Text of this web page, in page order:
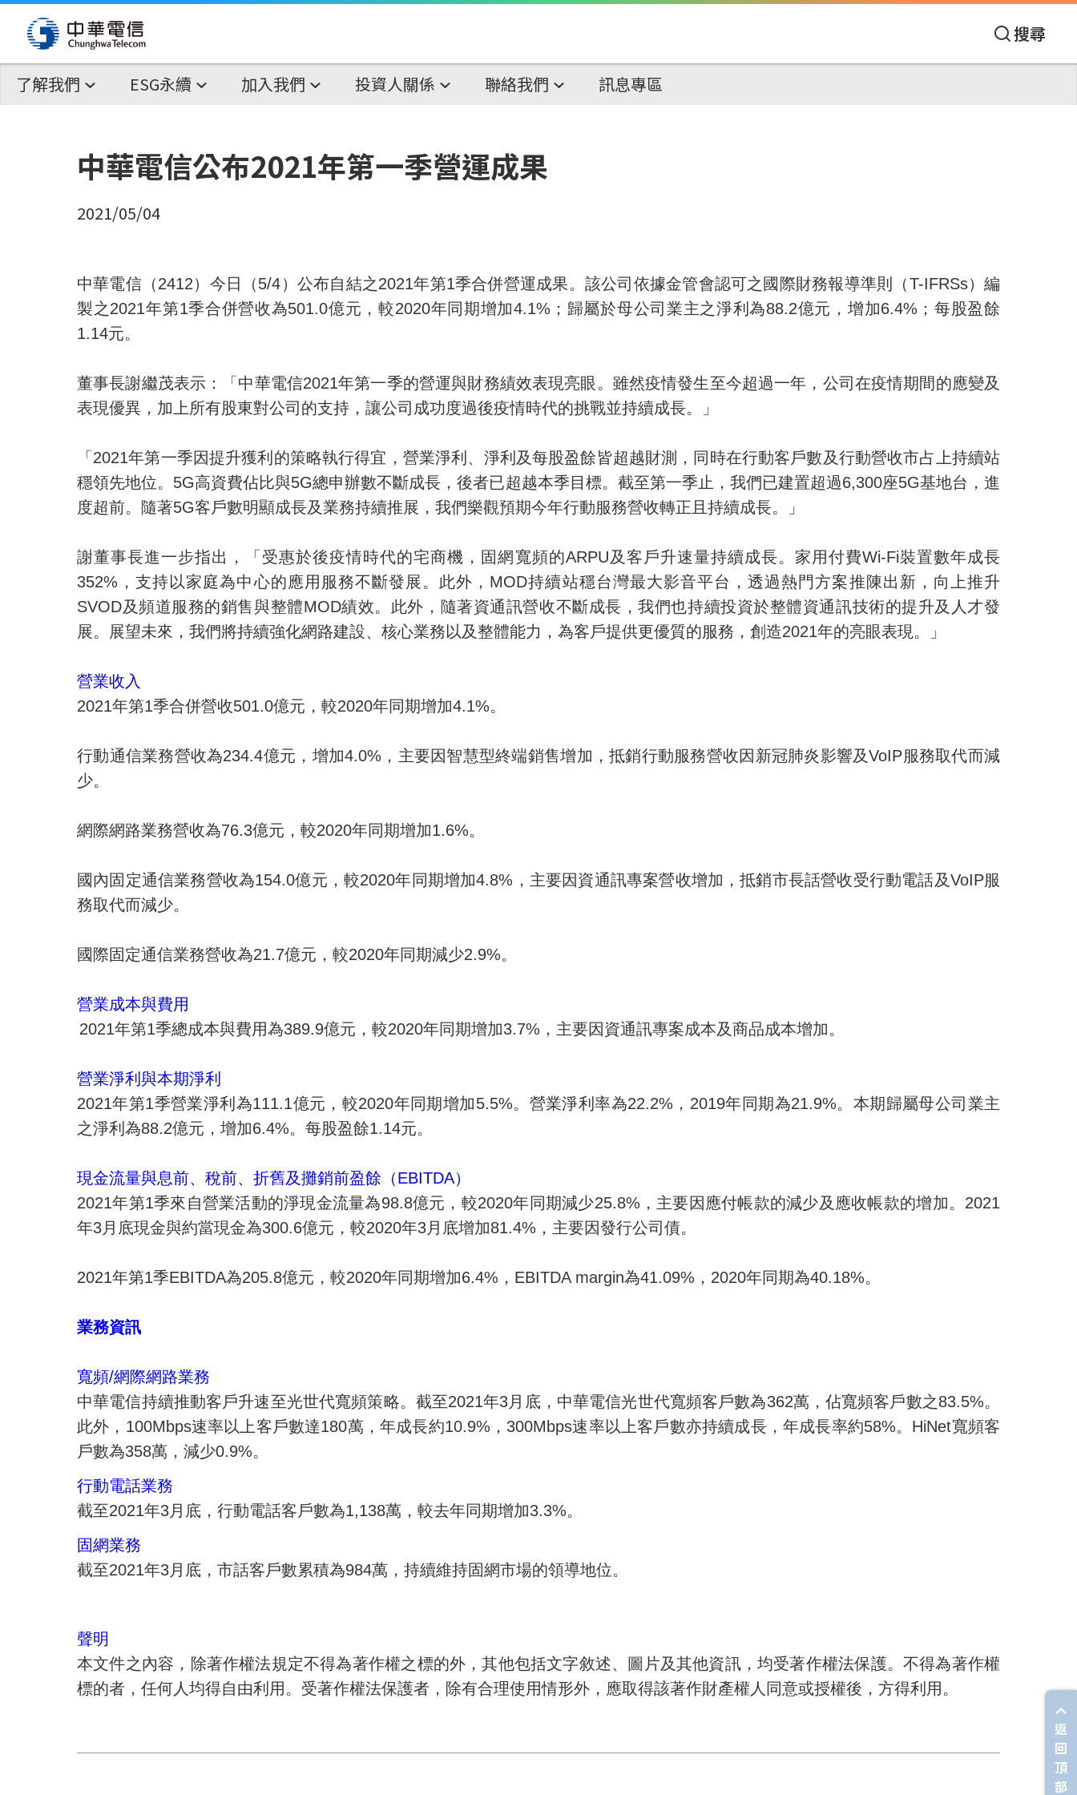
搜尋
了解我們 ESG永續 加入我們 投資人關係 聯絡我們 訊息專區
中華電信公布2021年第一季營運成果
2021/05/04
中華電信（2412）今日（5/4）公布自結之2021年第1季合併營運成果。該公司 依據金管會認可之國際財務報導準則（T-IFRSs）編
製之2021年第1季合併營收為501.0億元，較2020年同期增加4.1% ；歸屬於母公司業主之淨利為88.2億元，增加6.4% ；每股盈餘
1.14元。
董事長謝繼茂表示：「中華電信2021年第一季的營運與財務績效表現亮眼。雖然疫情發生至今超過一年，公司在疫情期間的應變及
表現優異，加上所有股東對公司的支持，讓公司成功度過後疫情時代的挑戰並持續成長。」
「 2021年第一季因提升獲利的策略執行得宜，營業淨利、淨利及每股盈餘皆超越財測，同時在行動客戶數及行動營收市占上持續站
穩領先地位。 5G高資費佔比與5G總申辦數不斷成長，後者已超越本季目標。截至第一季止，我們已建置超過6,300座5G基地台，進
度超前。隨著5G客戶數明顯成長及業務持續推展，我們樂觀預期今年行動服務營收轉正且持續成長。」
謝董事長進一步指出，「受惠於後疫情時代的宅商機，固網寬頻的ARPU及客戶升速量持續成長。家用付費Wi-Fi裝置數年成長
352% ，支持以家庭為中心的應用服務不斷發展。此外， MOD持續站穩台灣最大影音平台，透過熱門方案推陳出新，向上推升
SVOD及頻道服務的銷售與整體MOD績效。此外，隨著資通訊營收不斷成長，我們也持續投資於整體資通訊技術的提升及人才發
展。展望未來，我們將持續強化網路建設、核心業務以及整體能力，為客戶提供更優質的服務，創造2021年的亮眼表現。」
營業收入
2021年第1季合併營收501.0億元，較2020年同期增加4.1%。
行動通信業務營收為234.4億元，增加4.0% ，主要因智慧型終端銷售增加，抵銷行動服務營收因新冠肺炎影響及VoIP服務取代而減
少。
網際網路業務營收為76.3億元，較2020年同期增加1.6%。
國內固定通信業務營收為154.0億元，較2020年同期增加4.8% ，主要因資通訊專案營收增加，抵銷市長話營收受行動電話及VoIP服
務取代而減少。
國際固定通信業務營收為21.7億元，較2020年同期減少2.9%。
營業成本與費用
2021年第1季總成本與費用為389.9億元，較2020年同期增加3.7% ，主要因資通訊專案成本及商品成本增加。
營業淨利與本期淨利
2021年第1季營業淨利為111.1億元，較2020年同期增加5.5%。營業淨利率為22.2% ， 2019年同期為21.9%。本期歸屬母公司業主
之淨利為88.2億元，增加6.4%。每股盈餘1.14元。
現金流量與息前、稅前、折舊及攤銷前盈餘（EBITDA）
2021年第1季來自營業活動的淨現金流量為98.8億元，較2020年同期減少25.8% ，主要因應付帳款的減少及應收帳款的增加。 2021
年3月底現金與約當現金為300.6億元，較2020年3月底增加81.4% ，主要因發行公司債。
2021年第1季EBITDA為205.8億元，較2020年同期增加6.4% ， EBITDA margin為41.09% ， 2020年同期為40.18%。
業務資訊
寬頻/網際網路業務
中華電信持續推動客戶升速至光世代寬頻策略。截至2021年3月底，中華電信光世代寬頻客戶數為362萬，佔寬頻客戶數之83.5%。
此外， 100Mbps速率以上客戶數達180萬，年成長約10.9% ， 300Mbps速率以上客戶數亦持續成長，年成長率約58%。 HiNet寬頻客
戶數為358萬，減少0.9%。
行動電話業務
截至2021年3月底，行動電話客戶數為1,138萬，較去年同期增加3.3%。
固網業務
截至2021年3月底，市話客戶數累積為984萬，持續維持固網市場的領導地位。
聲明
本文件之內容，除著作權法規定不得為著作權之標的外，其他包括文字敘述、圖片及其他資訊，均受著作權法保護。不得為著作權
標的者，任何人均得自由利用。受著作權法保護者，除有合理使用情形外，應取得該著作財產權人同意或授權後，方得利用 。
返
回
頂
部